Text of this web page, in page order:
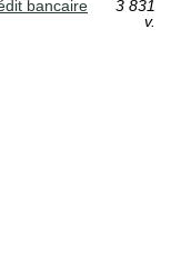
bancaire
3 831
v.